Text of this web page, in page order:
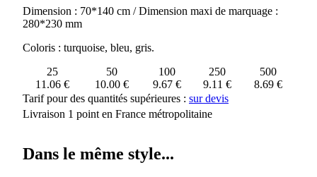
Dimension : 70*140 cm / Dimension maxi de marquage :
280*230 mm
Coloris : turquoise, bleu, gris.
25
50 100 250
500
11.06 €
10.00 € 9.67 € 9.11 €
8.69 €
Tarif pour des quantités supérieures : sur devis
Livraison 1 point en France métropolitaine
Dans le même style...